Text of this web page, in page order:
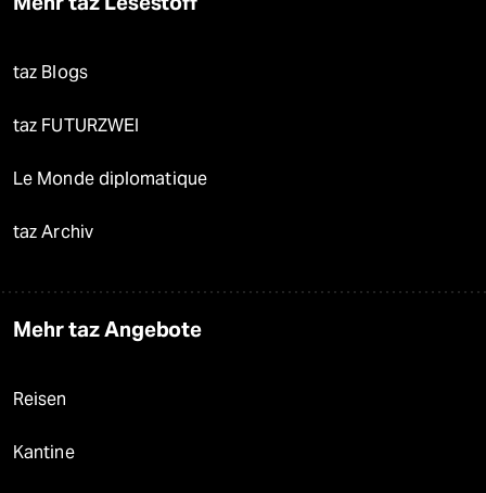
taz Blogs
taz FUTURZWEI
Le Monde diplomatique
taz Archiv
Mehr taz Angebote
Reisen
Kantine